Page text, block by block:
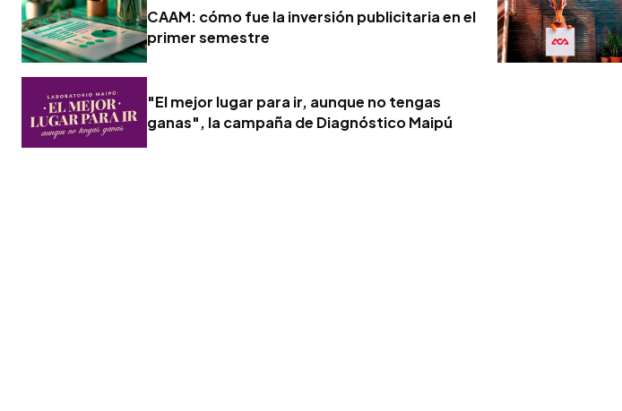
CAAM: cómo fue la inversión publicitaria en el
primer semestre
"El mejor lugar para ir, aunque no tengas
ganas", la campaña de Diagnóstico Maipú